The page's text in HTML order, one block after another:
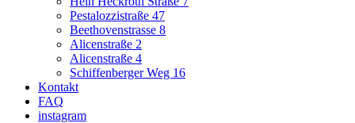
Pestalozzistraße 47
Beethovenstrasse 8
Alicenstraße 2
Alicenstraße 4
Schiffenberger Weg 16
Kontakt
FAQ
instagram